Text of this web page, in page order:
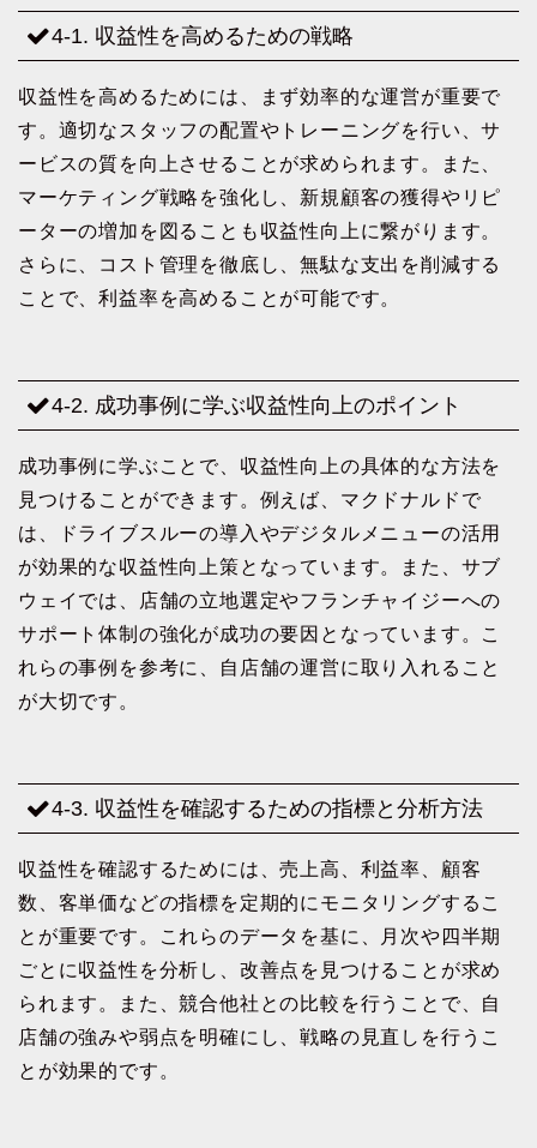
4-1. 収益性を高めるための戦略
収益性を高めるためには、まず効率的な運営が重要で
す。適切なスタッフの配置やトレーニングを行い、サ
ービスの質を向上させることが求められます。また、
マーケティング戦略を強化し、新規顧客の獲得やリピ
ーターの増加を図ることも収益性向上に繋がります。
さらに、コスト管理を徹底し、無駄な支出を削減する
ことで、利益率を高めることが可能です。
4-2. 成功事例に学ぶ収益性向上のポイント
成功事例に学ぶことで、収益性向上の具体的な方法を
見つけることができます。例えば、マクドナルドで
は、ドライブスルーの導入やデジタルメニューの活用
が効果的な収益性向上策となっています。また、サブ
ウェイでは、店舗の立地選定やフランチャイジーへの
サポート体制の強化が成功の要因となっています。こ
れらの事例を参考に、自店舗の運営に取り入れること
が大切です。
4-3. 収益性を確認するための指標と分析方法
収益性を確認するためには、売上高、利益率、顧客
数、客単価などの指標を定期的にモニタリングするこ
とが重要です。これらのデータを基に、月次や四半期
ごとに収益性を分析し、改善点を見つけることが求め
られます。また、競合他社との比較を行うことで、自
店舗の強みや弱点を明確にし、戦略の見直しを行うこ
とが効果的です。